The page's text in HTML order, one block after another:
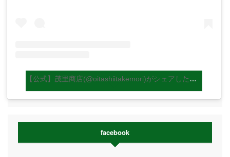
【公式】茂里商店(@oitashiitakemori)がシェアした投稿
facebook